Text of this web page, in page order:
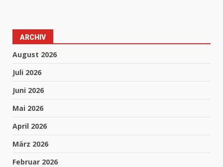
ARCHIV
August 2026
Juli 2026
Juni 2026
Mai 2026
April 2026
März 2026
Februar 2026